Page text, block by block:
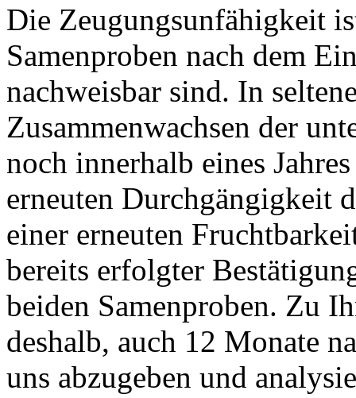
Die Zeugungsunfähigkeit
Samenproben nach dem
nachweisbar sind. In
Zusammenwachsen der
noch innerhalb eines
erneuten Durchgängigkeit
einer erneuten
bereits erfolgter
beiden Samenproben. Zu
deshalb, auch 12 Monate
uns abzugeben und